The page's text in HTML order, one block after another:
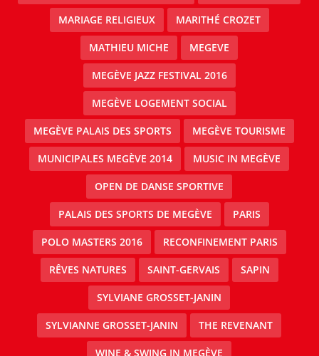
MARIAGE RELIGIEUX MARITHÉ CROZET
MATHIEU MICHE MEGEVE
MEGÈVE JAZZ FESTIVAL 2016
MEGÈVE LOGEMENT SOCIAL
MEGÈVE PALAIS DES SPORTS MEGÈVE TOURISME
MUNICIPALES MEGÈVE 2014 MUSIC IN MEGÈVE
OPEN DE DANSE SPORTIVE
PALAIS DES SPORTS DE MEGÈVE PARIS
POLO MASTERS 2016 RECONFINEMENT PARIS
RÊVES NATURES SAINT-GERVAIS SAPIN
SYLVIANE GROSSET-JANIN
SYLVIANNE GROSSET-JANIN THE REVENANT
WINE & SWING IN MEGÈVE